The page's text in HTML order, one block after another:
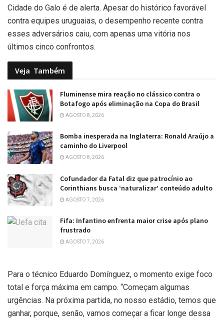
Cidade do Galo é de alerta. Apesar do histórico favorável
contra equipes uruguaias, o desempenho recente contra
esses adversários caiu, com apenas uma vitória nos
últimos cinco confrontos.
Veja Também
Fluminense mira reação no clássico contra o
Botafogo após eliminação na Copa do Brasil
AGOSTO 8, 2026
Bomba inesperada na Inglaterra: Ronald Araújo a
caminho do Liverpool
AGOSTO 8, 2026
Cofundador da Fatal diz que patrocínio ao
Corinthians busca ‘naturalizar’ conteúdo adulto
AGOSTO 7, 2026
Fifa: Infantino enfrenta maior crise após plano
frustrado
AGOSTO 7, 2026
Para o técnico Eduardo Domínguez, o momento exige foco
total e força máxima em campo. “Começam algumas
urgências. Na próxima partida, no nosso estádio, temos que
ganhar, porque, senão, vamos começar a ficar longe dessa